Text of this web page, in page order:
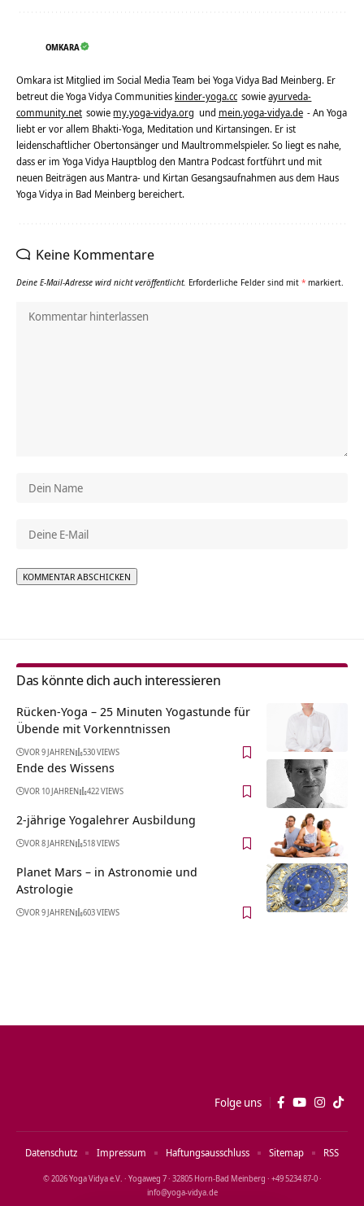
OMKARA
Omkara ist Mitglied im Social Media Team bei Yoga Vidya Bad Meinberg. Er
betreut die Yoga Vidya Communities kinder-yoga.cc sowieayurveda-
community.net sowie my.yoga-vidya.org und mein.yoga-vidya.de - An Yoga
liebt er vor allem Bhakti-Yoga, Meditation und Kirtansingen. Er ist
leidenschaftlicher Obertonsänger und Maultrommelspieler. So liegt es nahe,
dass er im Yoga Vidya Hauptblog den Mantra Podcast fortführt und mit
neuen Beiträgen aus Mantra- und Kirtan Gesangsaufnahmen aus dem Haus
Yoga Vidya in Bad Meinberg bereichert.
Keine Kommentare
Deine E-Mail-Adresse wird nicht veröffentlicht. Erforderliche Felder sind mit * markiert.
Das könnte dich auch interessieren
Rücken-Yoga – 25 Minuten Yogastunde für
Übende mit Vorkenntnissen
VOR 9 JAHREN 530 VIEWS
Ende des Wissens
VOR 10 JAHREN 422 VIEWS
2-jährige Yogalehrer Ausbildung
VOR 8 JAHREN 518 VIEWS
Planet Mars – in Astronomie und
Astrologie
VOR 9 JAHREN 603 VIEWS
Folge uns
© 2026 Yoga Vidya e.V. · Yogaweg 7 · 32805 Horn‑Bad Meinberg · +49 5234 87‑0 ·
info@yoga‑vidya.de
Datenschutz Impressum Haftungsausschluss Sitemap RSS